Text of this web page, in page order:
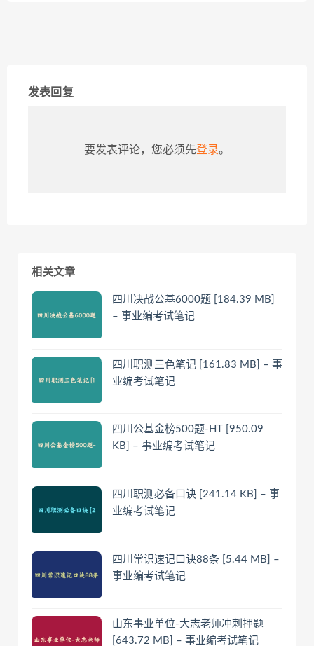
发表回复
要发表评论，您必须先登录。
相关文章
四川决战公基6000题 [184.39 MB]
– 事业编考试笔记
四川职测三色笔记 [161.83 MB] – 事
业编考试笔记
四川公基金榜500题-HT [950.09
KB] – 事业编考试笔记
四川职测必备口诀 [241.14 KB] – 事
业编考试笔记
四川常识速记口诀88条 [5.44 MB] –
事业编考试笔记
山东事业单位-大志老师冲刺押题
[643.72 MB] – 事业编考试笔记